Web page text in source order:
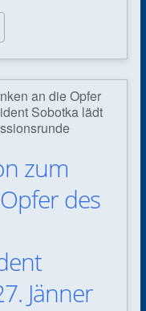
zum
des
Jänner